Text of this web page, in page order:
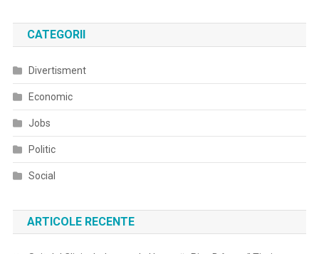
CATEGORII
Divertisment
Economic
Jobs
Politic
Social
ARTICOLE RECENTE